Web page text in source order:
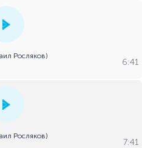
Росляков)
6:41
Росляков)
7:41